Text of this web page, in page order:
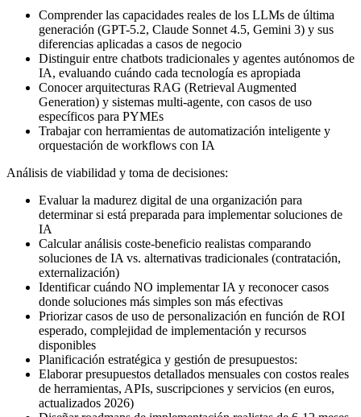
Comprender las capacidades reales de los LLMs de última
generación (GPT-5.2, Claude Sonnet 4.5, Gemini 3) y sus
diferencias aplicadas a casos de negocio
Distinguir entre chatbots tradicionales y agentes autónomos de
IA, evaluando cuándo cada tecnología es apropiada
Conocer arquitecturas RAG (Retrieval Augmented
Generation) y sistemas multi-agente, con casos de uso
específicos para PYMEs
Trabajar con herramientas de automatización inteligente y
orquestación de workflows con IA
Análisis de viabilidad y toma de decisiones:
Evaluar la madurez digital de una organización para
determinar si está preparada para implementar soluciones de
IA
Calcular análisis coste-beneficio realistas comparando
soluciones de IA vs. alternativas tradicionales (contratación,
externalización)
Identificar cuándo NO implementar IA y reconocer casos
donde soluciones más simples son más efectivas
Priorizar casos de uso de personalización en función de ROI
esperado, complejidad de implementación y recursos
disponibles
Planificación estratégica y gestión de presupuestos:
Elaborar presupuestos detallados mensuales con costos reales
de herramientas, APIs, suscripciones y servicios (en euros,
actualizados 2026)